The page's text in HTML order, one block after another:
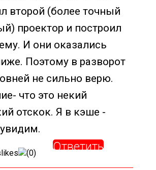
второй (более точный
проектор и построил
И они оказались
Поэтому в разворот
не сильно верю.
что это некий
отскок. Я в кэше -
(0) Ответить